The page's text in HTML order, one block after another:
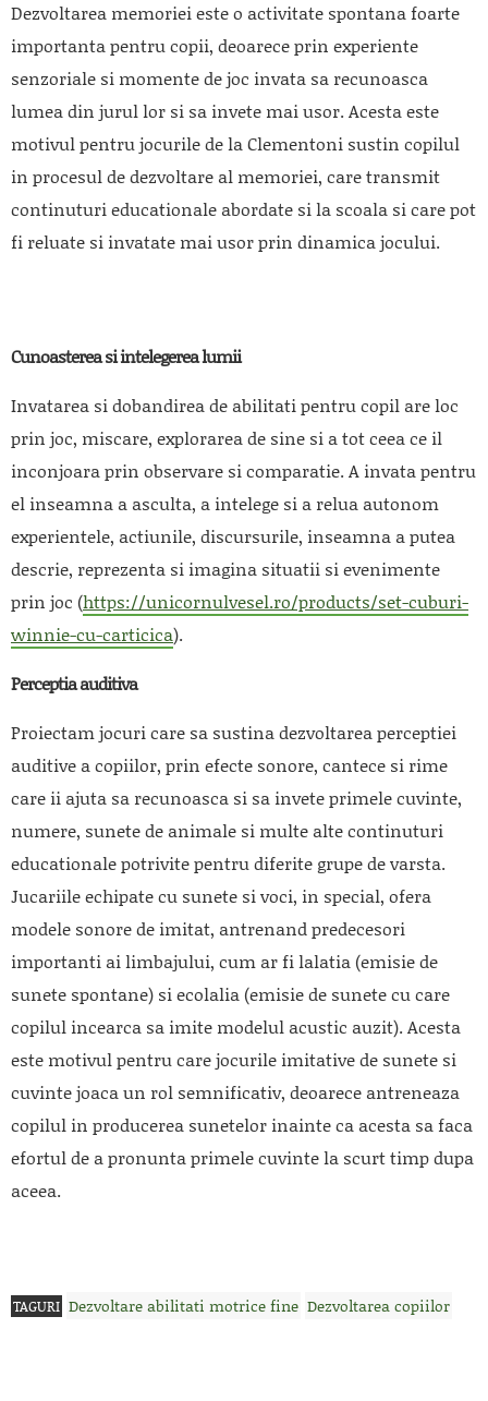
Dezvoltarea memoriei este o activitate spontana foarte
importanta pentru copii, deoarece prin experiente
senzoriale si momente de joc invata sa recunoasca
lumea din jurul lor si sa invete mai usor. Acesta este
motivul pentru jocurile de la Clementoni sustin copilul
in procesul de dezvoltare al memoriei, care transmit
continuturi educationale abordate si la scoala si care pot
fi reluate si invatate mai usor prin dinamica jocului.
Cunoasterea si intelegerea lumii
Invatarea si dobandirea de abilitati pentru copil are loc
prin joc, miscare, explorarea de sine si a tot ceea ce il
inconjoara prin observare si comparatie. A invata pentru
el inseamna a asculta, a intelege si a relua autonom
experientele, actiunile, discursurile, inseamna a putea
descrie, reprezenta si imagina situatii si evenimente
prin joc (https://unicornulvesel.ro/products/set-cuburi-
winnie-cu-carticica).
Perceptia auditiva
Proiectam jocuri care sa sustina dezvoltarea perceptiei
auditive a copiilor, prin efecte sonore, cantece si rime
care ii ajuta sa recunoasca si sa invete primele cuvinte,
numere, sunete de animale si multe alte continuturi
educationale potrivite pentru diferite grupe de varsta.
Jucariile echipate cu sunete si voci, in special, ofera
modele sonore de imitat, antrenand predecesori
importanti ai limbajului, cum ar fi lalatia (emisie de
sunete spontane) si ecolalia (emisie de sunete cu care
copilul incearca sa imite modelul acustic auzit). Acesta
este motivul pentru care jocurile imitative de sunete si
cuvinte joaca un rol semnificativ, deoarece antreneaza
copilul in producerea sunetelor inainte ca acesta sa faca
efortul de a pronunta primele cuvinte la scurt timp dupa
aceea.
TAGURI Dezvoltare abilitati motrice fine Dezvoltarea copiilor